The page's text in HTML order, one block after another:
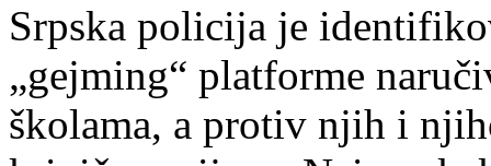
Srpska policija je
„gejming“ platforme
školama, a protiv njih i